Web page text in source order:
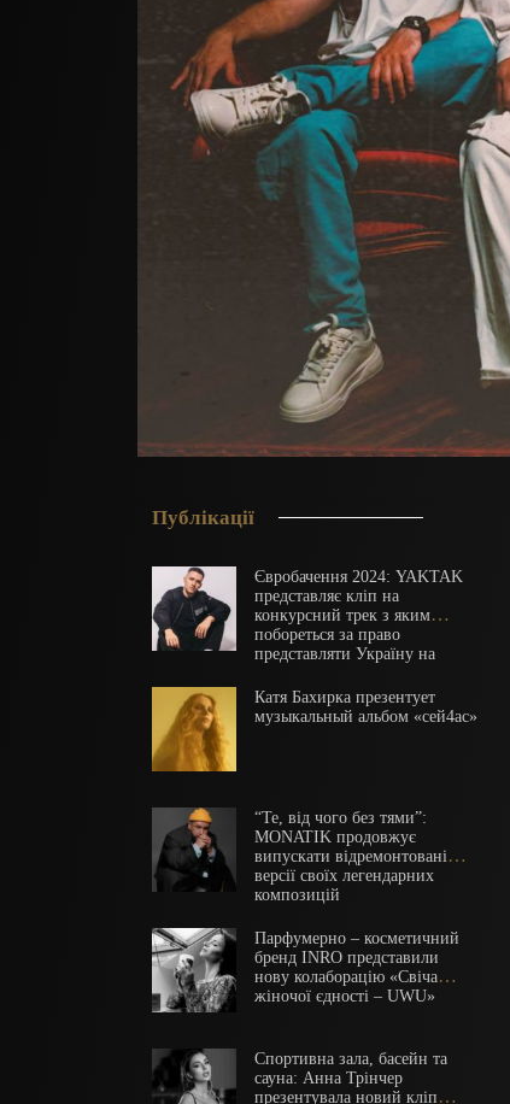
Публікації
Євробачення 2024: YAKTAK
представляє кліп на
конкурсний трек з яким
побореться за право
представляти Україну на
Катя Бахирка презентует
музыкальный альбом «сей4ас»
“Те, від чого без тями”:
MONATIK продовжує
випускати відремонтовані
версії своїх легендарних
композицій
Парфумерно – косметичний
бренд INRO представили
нову колаборацію «Свіча
жіночої єдності – UWU»
Спортивна зала, басейн та
сауна: Анна Трінчер
презентувала новий кліп